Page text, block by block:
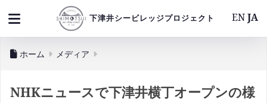
下津井シービレッジプロジェクト
ホーム メディア
NHKニュースで下津井横丁オープンの様
ENJA